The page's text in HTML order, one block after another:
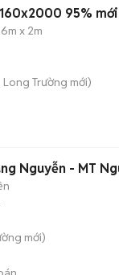
95% mới
x 2m
Long Trường mới)
Nguyễn - MT
mới)